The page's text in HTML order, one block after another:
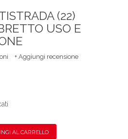
(22)
USO E
+ Aggiungi recensione
AL CARRELLO